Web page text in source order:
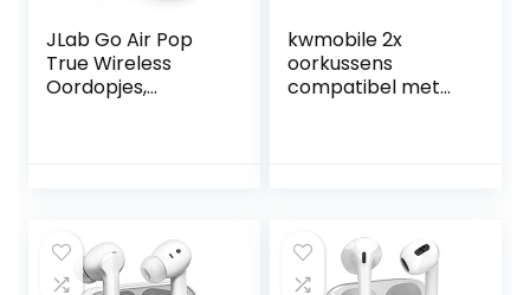
JLab Go Air Pop
True Wireless
Oordopjes,
aangepast EQ3-
geluid en de
kwmobile 2x
oorkussens
compatibel met